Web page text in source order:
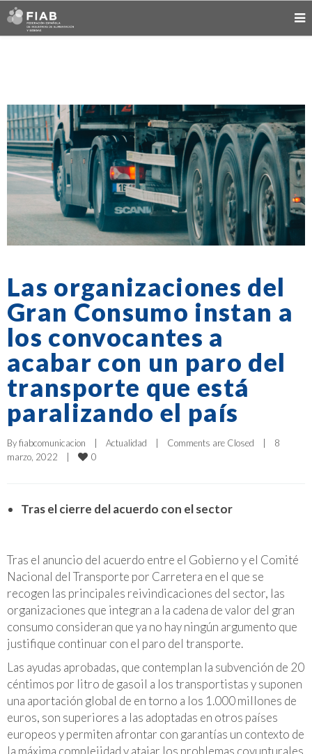
Las organizaciones del
Gran Consumo instan a
los convocantes a
acabar con un paro del
transporte que está
paralizando el país
By fiabcomunicacion Actualidad Comments are Closed
8
marzo, 2022
0
Tras el cierre del acuerdo con el sector
Tras el anuncio del acuerdo entre el Gobierno y el Comité
Nacional del Transporte por Carretera en el que se
recogen las principales reivindicaciones del sector, las
organizaciones que integran a la cadena de valor del gran
consumo consideran que ya no hay ningún argumento que
justifique continuar con el paro del transporte.
Las ayudas aprobadas, que contemplan la subvención de 20
céntimos por litro de gasoil a los transportistas y suponen
una aportación global de en torno a los 1.000 millones de
euros, son superiores a las adoptadas en otros países
europeos y permiten afrontar con garantías un contexto de
la máxima complejidad y atajar los problemas coyunturales